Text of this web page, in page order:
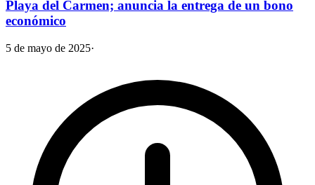
Playa del Carmen; anuncia la entrega de un bono
económico
5 de mayo de 2025·